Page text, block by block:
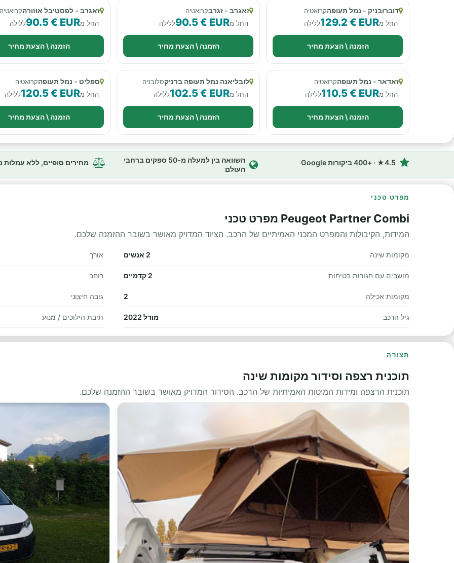
דוברובניק - נמל תעופהקרואטיה
החל מ129.2 € EURללילה
הזמנה \ הצעת מחיר
זאגרב - זגרבקרואטיה
החל מ90.5 € EURללילה
הזמנה \ הצעת מחיר
זאגרב - לפסטיבל אוזורהקרואטיה
החל מ90.5 € EURללילה
הזמנה \ הצעת מחיר
זאדאר - נמל תעופהקרואטיה
החל מ110.5 € EURללילה
הזמנה \ הצעת מחיר
לובליאנה נמל תעופה ברניקסלובניה
החל מ102.5 € EURללילה
הזמנה \ הצעת מחיר
ספליט - נמל תעופהקרואטיה
החל מ120.5 € EURללילה
הזמנה \ הצעת מחיר
4.5★ · +400 ביקורות Google
השוואה בין למעלה מ-50 ספקים ברחבי
העולם
מחירים סופיים, ללא עמלות
מפרט טכני
Peugeot Partner Combi מפרט טכני
המידות, הקיבולות והמפרט המכני האמיתיים של הרכב. הציוד המדויק מאושר בשובר ההזמנה שלכם.
מקומות שינה 2 אנשים
מושבים עם חגורות בטיחות 2 קדמיים
מקומות אכילה 2
גיל הרכב מודל 2022
אורך
רוחב
גובה חיצוני
תיבת הילוכים / מנוע
תצורה
תוכנית רצפה וסידור מקומות שינה
תוכנית הרצפה ומידות המיטות האמיתיות של הרכב. הסידור המדויק מאושר בשובר ההזמנה שלכם.